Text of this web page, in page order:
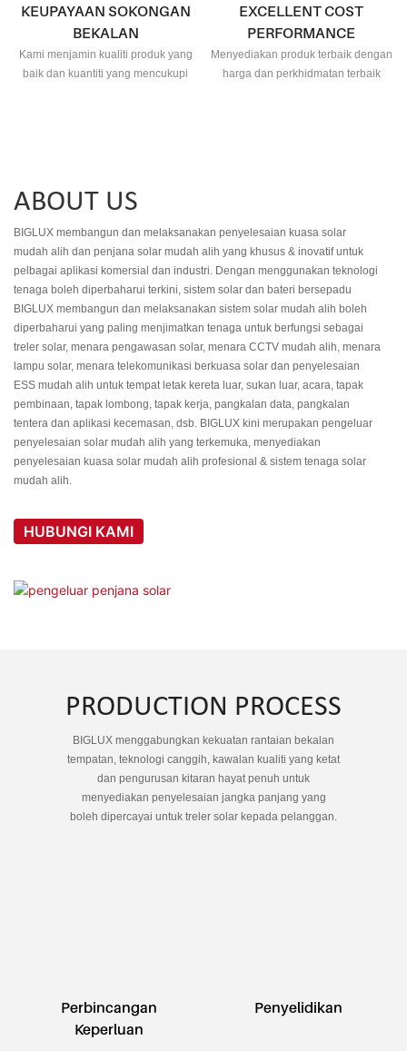
KEUPAYAAN SOKONGAN
BEKALAN
Kami menjamin kualiti produk yang
baik dan kuantiti yang mencukupi
EXCELLENT COST
PERFORMANCE
Menyediakan produk terbaik dengan
harga dan perkhidmatan terbaik
ABOUT US
BIGLUX membangun dan melaksanakan penyelesaian kuasa solar
mudah alih dan penjana solar mudah alih yang khusus & inovatif untuk
pelbagai aplikasi komersial dan industri. Dengan menggunakan teknologi
tenaga boleh diperbaharui terkini, sistem solar dan bateri bersepadu
BIGLUX membangun dan melaksanakan sistem solar mudah alih boleh
diperbaharui yang paling menjimatkan tenaga untuk berfungsi sebagai
treler solar, menara pengawasan solar, menara CCTV mudah alih, menara
lampu solar, menara telekomunikasi berkuasa solar dan penyelesaian
ESS mudah alih untuk tempat letak kereta luar, sukan luar, acara, tapak
pembinaan, tapak lombong, tapak kerja, pangkalan data, pangkalan
tentera dan aplikasi kecemasan, dsb. BIGLUX kini merupakan pengeluar
penyelesaian solar mudah alih yang terkemuka, menyediakan
penyelesaian kuasa solar mudah alih profesional & sistem tenaga solar
mudah alih.
HUBUNGI KAMI
PRODUCTION PROCESS
BIGLUX menggabungkan kekuatan rantaian bekalan
tempatan, teknologi canggih, kawalan kualiti yang ketat
dan pengurusan kitaran hayat penuh untuk
menyediakan penyelesaian jangka panjang yang
boleh dipercayai untuk treler solar kepada pelanggan.
Perbincangan
Keperluan
Penyelidikan